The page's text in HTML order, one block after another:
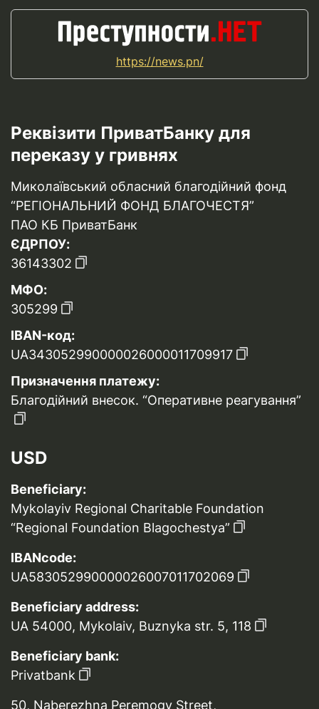
https://news.pn/
Реквізити ПриватБанку для
переказу у гривнях
Миколаївський обласний благодійний фонд
“РЕГІОНАЛЬНИЙ ФОНД БЛАГОЧЕСТЯ”
ПАО КБ ПриватБанк
ЄДРПОУ:
36143302
МФО:
305299
IBAN-код:
UA343052990000026000011709917
Призначення платежу:
Благодійний внесок. “Оперативне реагування”
USD
Beneficiary:
Mykolayiv Regional Charitable Foundation
“Regional Foundation Blagochestya”
IBANcode:
UA583052990000026007011702069
Beneficiary address:
UA 54000, Mykolaiv, Buznyka str. 5, 118
Beneficiary bank:
Privatbank
50, Naberezhna Peremogy Street,